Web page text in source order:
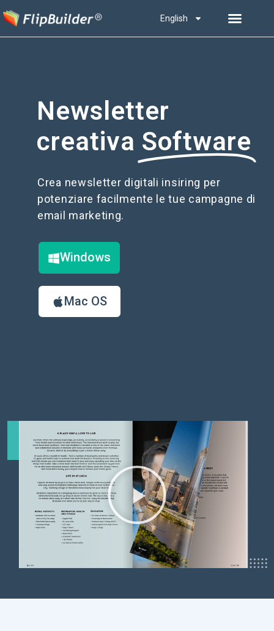
English
Newsletter
creativa Software
Crea newsletter digitali insiring per
potenziare facilmente le tue campagne di
email marketing.
Windows
Mac OS